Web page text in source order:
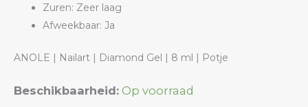
Zuren: Zeer laag
Afweekbaar: Ja
ANOLE | Nailart | Diamond Gel | 8 ml | Potje
Beschikbaarheid: Op voorraad
Diamond